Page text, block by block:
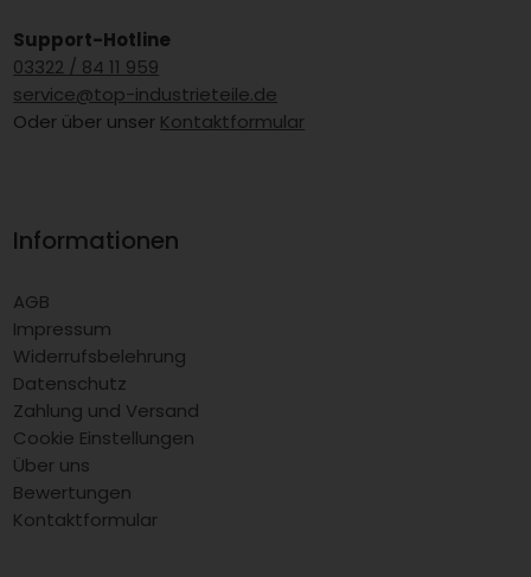
Support-Hotline
03322 / 84 11 959
service@top-industrieteile.de
Oder über unser Kontaktformular
Informationen
AGB
Impressum
Widerrufsbelehrung
Datenschutz
Zahlung und Versand
Cookie Einstellungen
Über uns
Bewertungen
Kontaktformular